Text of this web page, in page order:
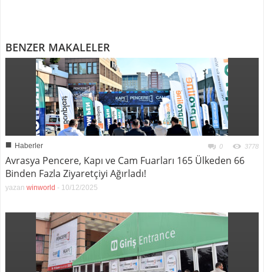
BENZER MAKALELER
■ Haberler 0 3778
Avrasya Pencere, Kapı ve Cam Fuarları 165 Ülkeden 66
Binden Fazla Ziyaretçiyi Ağırladı!
yazan winworld - 10/12/2025